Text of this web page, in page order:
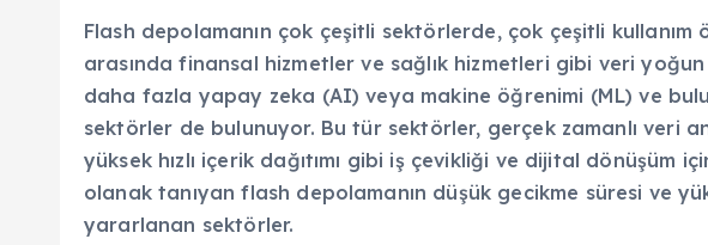
Flash depolamanın çok çeşitli sektörlerde, çok çeşitli kullanım
arasında finansal hizmetler ve sağlık hizmetleri gibi veri
daha fazla yapay zeka (AI) veya makine öğrenimi (ML) ve
sektörler de bulunuyor. Bu tür sektörler, gerçek zamanlı veri
yüksek hızlı içerik dağıtımı gibi iş çevikliği ve dijital dönüşüm
olanak tanıyan flash depolamanın düşük gecikme süresi ve
yararlanan sektörler.